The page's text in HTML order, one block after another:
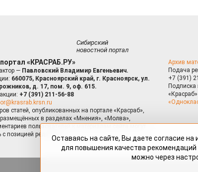
Сибирский
новостной портал
«КРАСРАБ.РУ»
— Павловский Владимир Евгеньевич.
660075, Красноярский край, г. Красноярск, ул.
д. 17, пом. 9, оф. 615.
+7 (391) 211-56-88
статей, опубликованных на портале «Красраб»,
в разделах «Мнения», «Молва»,
пользователей к материалам сайта могут
позицией редакции.
Архив
Подача
+7 (391)
Подписка
Оставаясь на сайте, Вы даете согласие
для повышения качества рекомендаций
можно через